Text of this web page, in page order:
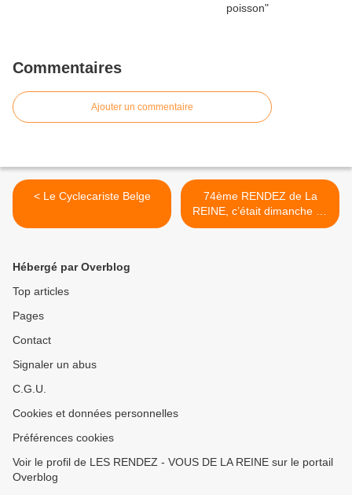
Commentaires
Ajouter un commentaire
< Le Cyclecariste Belge
74ème RENDEZ de La
REINE, c’était dimanche 10
décembre 2014. Par une
Hébergé par Overblog
Top articles
Pages
Contact
Signaler un abus
C.G.U.
Cookies et données personnelles
Préférences cookies
Voir le profil de LES RENDEZ - VOUS DE LA REINE sur le portail
Overblog